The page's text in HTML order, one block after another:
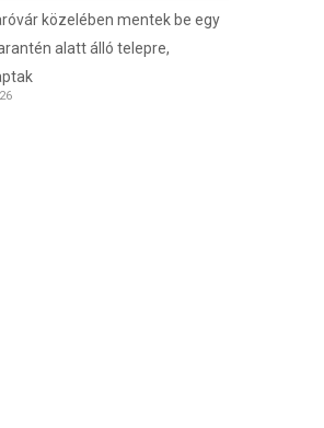
közelében mentek be egy
alatt álló telepre,